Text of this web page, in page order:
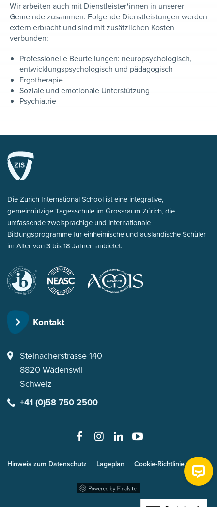
Wir arbeiten auch mit Dienstleister*innen in unserer
Gemeinde zusammen. Folgende Dienstleistungen werden
extern erbracht und sind mit zusätzlichen Kosten
verbunden:
Professionelle Beurteilungen: neuropsychologisch,
entwicklungspsychologisch und pädagogisch
Ergotherapie
Soziale und emotionale Unterstützung
Psychiatrie
Die Zurich International School ist eine integrative,
gemeinnützige Tagesschule im Grossraum Zürich, die
umfassende zweisprachige und internationale
Bildungsprogramme für einheimische und ausländische Schüler
im Alter von 3 bis 18 Jahren anbietet.
International
Baccalaureate
New
England
of
Colleges
für Musik an
internationalen
Kontakt
Steinacherstrasse 140
8820 Wädenswil
Schweiz
+41 (0)58 750 2500
Hinweis zum Datenschutz Lageplan Cookie-Richtlinie